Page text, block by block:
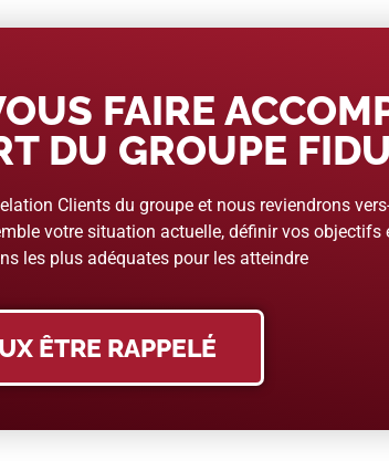
FAIRE
DU GROUPE
Clients du groupe et nous reviendrons
votre situation actuelle, définir vos objectifs
les plus adéquates pour les atteindre
ÊTRE RAPPELÉ